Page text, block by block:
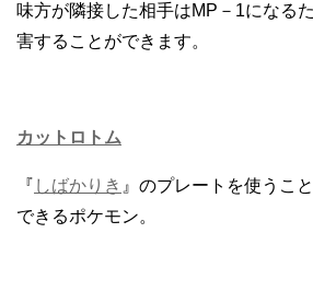
味方が隣接した相手はMP－1になる
害することができます。
カットロトム
『 しばかりき 』のプレートを使うこ
できるポケモン。